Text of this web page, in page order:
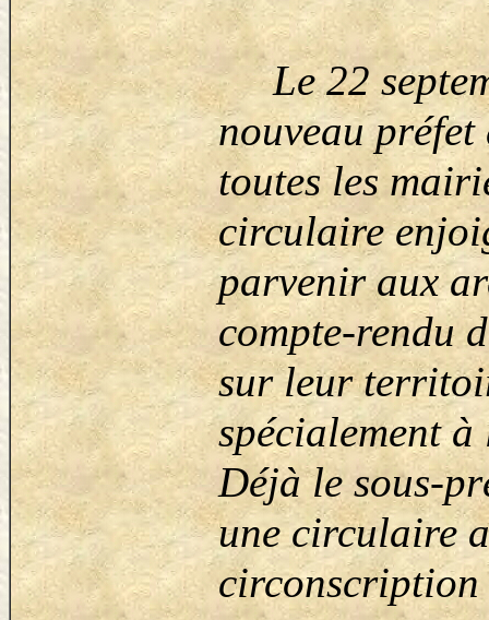
Le 22
nouveau préfet
toutes les
circulaire
parvenir aux
compte-rendu
sur leur
spécialement
Déjà le sous-
une circulaire
circonscription